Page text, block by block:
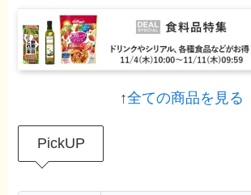
↑全ての商品を見る
PickUP